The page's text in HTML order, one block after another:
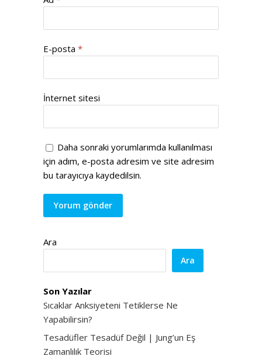
E-posta *
İnternet sitesi
Daha sonraki yorumlarımda kullanılması
için adım, e-posta adresim ve site adresim
bu tarayıcıya kaydedilsin.
Ara
Ara
Son Yazılar
Sıcaklar Anksiyeteni Tetiklerse Ne
Yapabilirsin?
Tesadüfler Tesadüf Değil | Jung’un Eş
Zamanlılık Teorisi